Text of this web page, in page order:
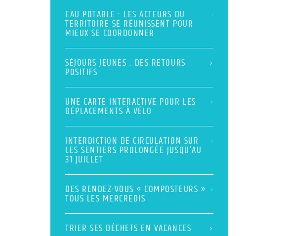
EAU POTABLE : LES ACTEURS DU
TERRITOIRE SE RÉUNISSENT POUR
MIEUX SE COORDONNER
SÉJOURS JEUNES : DES RETOURS
POSITIFS
UNE CARTE INTERACTIVE POUR LES
DÉPLACEMENTS À VÉLO
INTERDICTION DE CIRCULATION SUR
LES SENTIERS PROLONGÉE JUSQU’AU
31 JUILLET
DES RENDEZ-VOUS « COMPOSTEURS »
TOUS LES MERCREDIS
TRIER SES DÉCHETS EN VACANCES